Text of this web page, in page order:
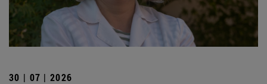
30 | 07 | 2026